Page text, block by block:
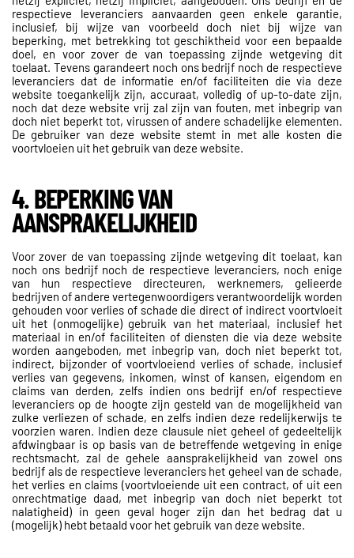
respectieve leveranciers aanvaarden geen enkele garantie,
inclusief, bij wijze van voorbeeld doch niet bij wijze van
beperking, met betrekking tot geschiktheid voor een bepaalde
doel, en voor zover de van toepassing zijnde wetgeving dit
toelaat. Tevens garandeert noch ons bedrijf noch de respectieve
leveranciers dat de informatie en/of faciliteiten die via deze
website toegankelijk zijn, accuraat, volledig of up-to-date zijn,
noch dat deze website vrij zal zijn van fouten, met inbegrip van
doch niet beperkt tot, virussen of andere schadelijke elementen.
De gebruiker van deze website stemt in met alle kosten die
voortvloeien uit het gebruik van deze website.
4. BEPERKING VAN
AANSPRAKELIJKHEID
Voor zover de van toepassing zijnde wetgeving dit toelaat, kan
noch ons bedrijf noch de respectieve leveranciers, noch enige
van hun respectieve directeuren, werknemers, gelieerde
bedrijven of andere vertegenwoordigers verantwoordelijk worden
gehouden voor verlies of schade die direct of indirect voortvloeit
uit het (onmogelijke) gebruik van het materiaal, inclusief het
materiaal in en/of faciliteiten of diensten die via deze website
worden aangeboden, met inbegrip van, doch niet beperkt tot,
indirect, bijzonder of voortvloeiend verlies of schade, inclusief
verlies van gegevens, inkomen, winst of kansen, eigendom en
claims van derden, zelfs indien ons bedrijf en/of respectieve
leveranciers op de hoogte zijn gesteld van de mogelijkheid van
zulke verliezen of schade, en zelfs indien deze redelijkerwijs te
voorzien waren. Indien deze clausule niet geheel of gedeeltelijk
afdwingbaar is op basis van de betreffende wetgeving in enige
rechtsmacht, zal de gehele aansprakelijkheid van zowel ons
bedrijf als de respectieve leveranciers het geheel van de schade,
het verlies en claims (voortvloeiende uit een contract, of uit een
onrechtmatige daad, met inbegrip van doch niet beperkt tot
nalatigheid) in geen geval hoger zijn dan het bedrag dat u
(mogelijk) hebt betaald voor het gebruik van deze website.